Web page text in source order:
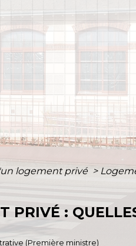
logement privé >
PRIVÉ :
(Première ministre)